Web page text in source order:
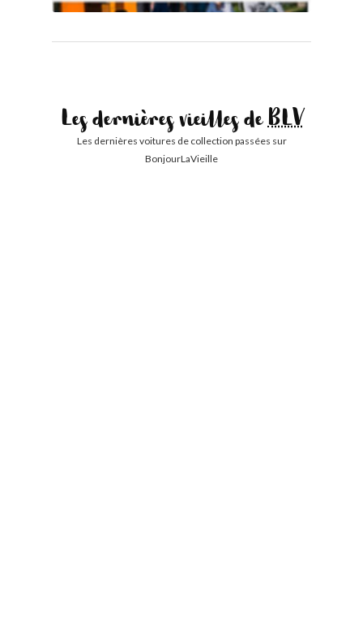
Les dernières vieilles deBLV
Les dernières voitures de collection passées sur
BonjourLaVieille